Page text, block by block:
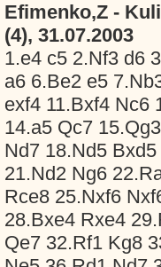
Efimenko,Z -
(4), 31.07.2003
1.e4 c5 2.Nf3 d6
a6 6.Be2 e5
exf4 11.Bxf4 Nc6
14.a5 Qc7
Nd7 18.Nd5
21.Nd2 Ng6
Rce8 25.Nxf6
28.Bxe4 Rxe4
Qe7 32.Rf1 Kg8